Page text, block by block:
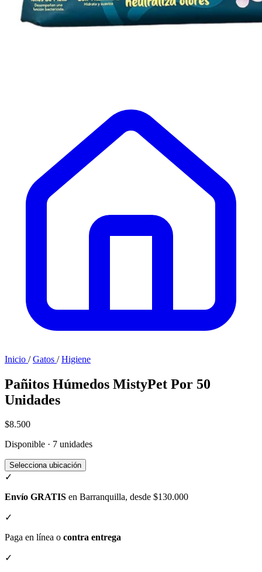
Inicio / Gatos / Higiene
Pañitos Húmedos MistyPet Por 50
Unidades
$8.500
Disponible · 7 unidades
Selecciona ubicación
✓
Envío GRATIS en Barranquilla, desde $130.000
✓
Paga en línea o contra entrega
✓